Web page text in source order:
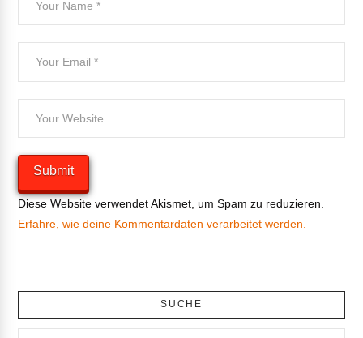
Diese Website verwendet Akismet, um Spam zu reduzieren.
Erfahre, wie deine Kommentardaten verarbeitet werden.
SUCHE